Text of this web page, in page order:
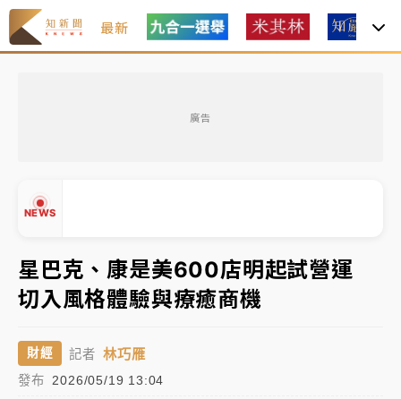
最新
廣告
NEWS
中信慈善基金會想增加董事人數！辜仲諒向法院聲請遭
駁 理由曝光
故宮《龍藏經》特展第2檔！今線上預約開賣一度塞車
周六起展出延長至晚上7時
台東農業處長涉圖利渡假村！東檢抗告成功 今重開羈
父親節泡湯了！中颱白海豚雨彈轟3天 「紅到發紫」降
雨熱區曝
星巴克、康是美600店明起試營運
切入風格體驗與療癒商機
財經 記者 林巧雁
發布 2026/05/19 13:04